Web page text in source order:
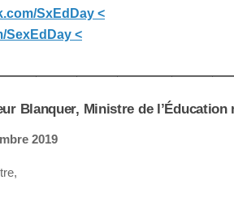
SxEdDay <
SexEdDay <
Blanquer, Ministre de l’Éducation
2019